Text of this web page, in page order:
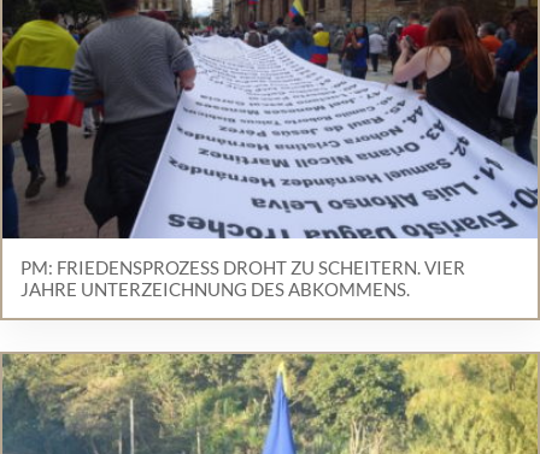
PM: FRIEDENSPROZESS DROHT ZU SCHEITERN. VIER
JAHRE UNTERZEICHNUNG DES ABKOMMENS.